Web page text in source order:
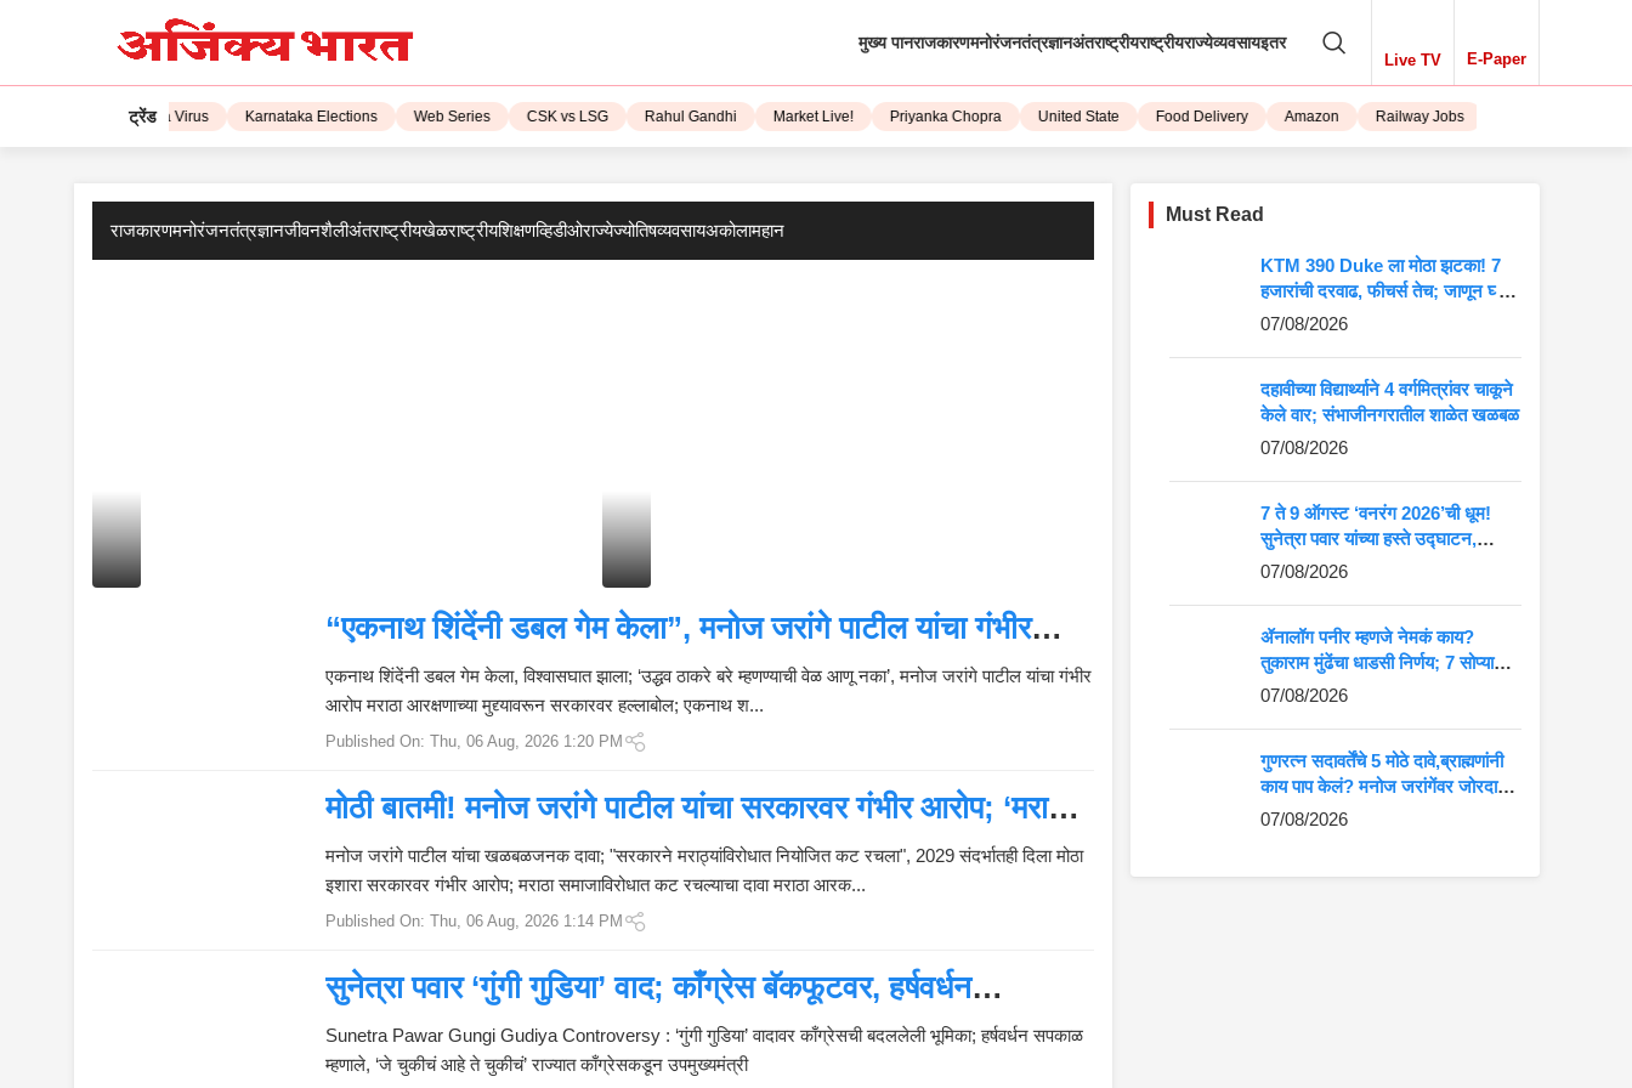
मुख्य पानराजकारणमनोरंजनतंत्रज्ञानअंतराष्ट्रीयराष्ट्रीयराज्येव्यवसायइतर
Live TV E-Paper
ट्रेंड
Corona Virus Karnataka Elections Web Series CSK vs LSG Rahul Gandhi Market Live! Priyanka Chopra United State Food Delivery Amazon Railway Jobs
राजकारणमनोरंजनतंत्रज्ञानजीवनशैलीअंतराष्ट्रीयखेळराष्ट्रीयशिक्षणव्हिडीओराज्येज्योतिषव्यवसायअकोलामहान
म
नो
ज
म
नो
ज
रां
यां
च्या
आ
पां
व
व
न
ळे
यां
ची
प
“एकनाथ शिंदेंनी डबल गेम केला”, मनोज जरांगे पाटील यांचा गंभीर
आरोप; म्हणाले, ‘उद्धव ठाकरे बरे म्हणण्याची वेळ आणू नका’
एकनाथ शिंदेंनी डबल गेम केला, विश्वासघात झाला; ‘उद्धव ठाकरे बरे म्हणण्याची वेळ आणू नका’, मनोज जरांगे पाटील यांचा गंभीर
आरोप मराठा आरक्षणाच्या मुद्द्यावरून सरकारवर हल्लाबोल; एकनाथ श...
Published On: Thu, 06 Aug, 2026 1:20 PM
मोठी बातमी! मनोज जरांगे पाटील यांचा सरकारवर गंभीर आरोप; ‘मराठे
संपवण्याचा कट रचला’
मनोज जरांगे पाटील यांचा खळबळजनक दावा; "सरकारने मराठ्यांविरोधात नियोजित कट रचला", 2029 संदर्भातही दिला मोठा
इशारा सरकारवर गंभीर आरोप; मराठा समाजाविरोधात कट रचल्याचा दावा मराठा आरक...
Published On: Thu, 06 Aug, 2026 1:14 PM
सुनेत्रा पवार ‘गुंगी गुडिया’ वाद; काँग्रेस बॅकफूटवर, हर्षवर्धन
सपकाळांची बदललेली भूमिका
Sunetra Pawar Gungi Gudiya Controversy : ‘गुंगी गुडिया’ वादावर काँग्रेसची बदललेली भूमिका; हर्षवर्धन सपकाळ
म्हणाले, ‘जे चुकीचं आहे ते चुकीचं’ राज्यात काँग्रेसकडून उपमुख्यमंत्री
Must Read
KTM 390 Duke ला मोठा झटका! 7
हजारांची दरवाढ, फीचर्स तेच; जाणून घ्या
5 मोठे बदल
07/08/2026
दहावीच्या विद्यार्थ्याने 4 वर्गमित्रांवर चाकूने
केले वार; संभाजीनगरातील शाळेत खळबळ
07/08/2026
7 ते 9 ऑगस्ट ‘वनरंग 2026’ची धूम!
सुनेत्रा पवार यांच्या हस्ते उद्घाटन,
आदिवासी कलेला मोठे व्यासपीठ
07/08/2026
ॲनालॉग पनीर म्हणजे नेमकं काय?
तुकाराम मुंढेंचा धाडसी निर्णय; 7 सोप्या
मार्गांनी ओळखा अस्सल की बनावट पनीर
07/08/2026
गुणरत्न सदावर्तेंचे 5 मोठे दावे,ब्राह्मणांनी
काय पाप केलं? मनोज जरांगेंवर जोरदार
टीका
07/08/2026